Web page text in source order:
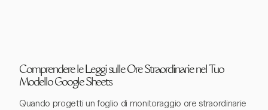
Comprendere le Leggi sulle Ore Straordinarie nel Tuo
Modello Google Sheets
Quando progetti un foglio di monitoraggio ore straordinarie